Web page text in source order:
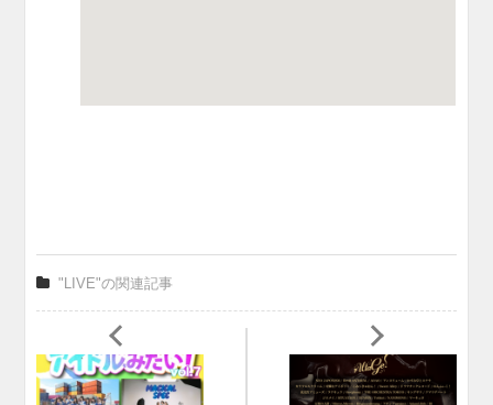
"LIVE"の関連記事